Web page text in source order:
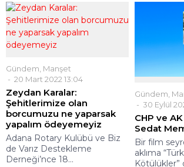
Gündem Manşet
20 Mart 2022 13:04
Zeydan Karalar:
Şehitlerimize olan
borcumuzu ne yaparsak
yapalım ödeyemeyiz
Adana Rotary Kulübü ve Biz
de Varız Destekleme
Derneği’nce 18...
Gündem
30 Eylül
CHP ve
Sedat
Bir film
aklıma
Kötülükler”